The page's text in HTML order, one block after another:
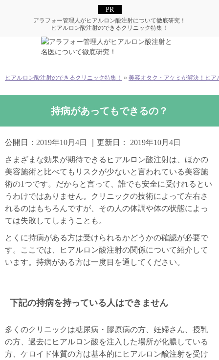
アラフォー管理人がヒアルロン酸注射について徹底研究！
ヒアルロン酸注射のできるクリニック特集！
ヒアルロン酸注射のできるクリニック特集！ » 美容オタク・アケミが解決！ヒア
持病があってもできるの？
公開日： 2019年10月4日 ｜更新日： 2019年10月4日
さまざまな効果が期待できるヒアルロン酸注射は、ほかの
美容施術と比べてもリスクが少ないと言われている美容施
術の1つです。だからと言って、誰でも安全に受けれるとい
うわけではありません。クリニックの技術によって左右さ
れるのはもちろんですが、その人の体調や体の状態によっ
ては失敗してしまうことも。
とくに持病がある方は受けられるかどうかの確認が必要で
す。ここでは、ヒアルロン酸注射の関係について紹介して
います。持病がある方は一度目を通してください。
下記の持病を持っている人はできません
多くのクリニックは糖尿病・膠原病の方、妊婦さん、授乳
の方、過去にヒアルロン酸を注入した場所が化膿している
方、ケロイド体質の方は基本的にヒアルロン酸注射を受け